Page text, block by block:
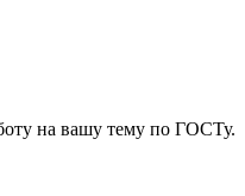
на вашу тему по ГОСТу.